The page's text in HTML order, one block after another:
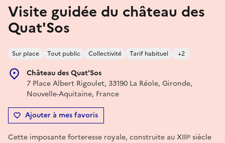
Visite guidée du château des
Quat'Sos
Sur place Tout public Collectivité Tarif habituel +2
Château des Quat'Sos
7 Place Albert Rigoulet, 33190 La Réole, Gironde,
Nouvelle-Aquitaine, France
Ajouter à mes favoris
Cette imposante forteresse royale, construite au XIIIᵉ siècle